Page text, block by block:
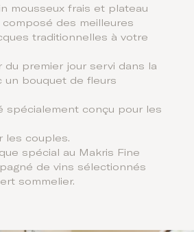
mousseux frais et plateau
des meilleures
traditionnelles à votre
du premier jour servi dans la
un bouquet de fleurs
spécialement conçu pour les
les couples.
spécial au Makris Fine
de vins sélectionnés
sommelier.